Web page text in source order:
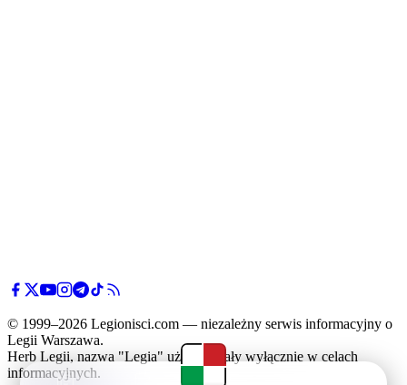
© 1999–2026 Legionisci.com — niezależny serwis informacyjny o
Legii Warszawa.
Herb Legii, nazwa "Legia" użyte zostały wyłącznie w celach
informacyjnych.